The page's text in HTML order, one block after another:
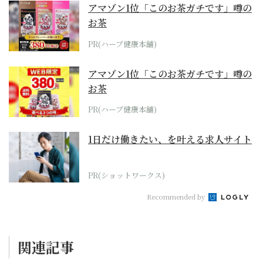
アマゾン1位「このお茶ガチです」噂の
お茶
PR(ハーブ健康本舗)
アマゾン1位「このお茶ガチです」噂の
お茶
PR(ハーブ健康本舗)
1日だけ働きたい、を叶える求人サイト
PR(ショットワークス)
Recommended by
関連記事